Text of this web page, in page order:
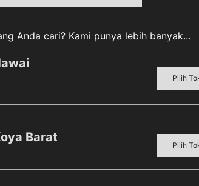
Di depan Rumah.
Anda cari? Kami punya lebih banyak...
Pilih
Barat
Pilih